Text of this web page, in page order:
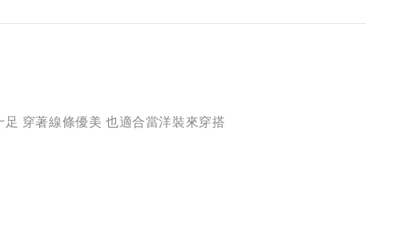
穿著線條優美 也適合當洋裝來穿搭